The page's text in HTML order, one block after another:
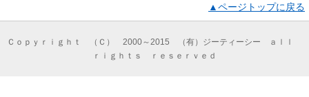
▲ページトップに戻る
Ｃｏｐｙｒｉｇｈｔ （Ｃ） 2000～2015 （有）ジーティーシー ａｌｌ
ｒｉｇｈｔｓ ｒｅｓｅｒｖｅｄ